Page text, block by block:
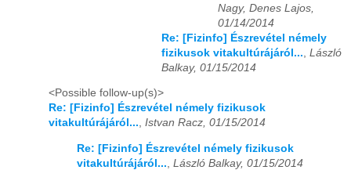
Nagy, Denes Lajos,
01/14/2014
Re: [Fizinfo] Észrevétel némely
fizikusok vitakultúrájáról... László
Balkay, 01/15/2014
<Possible follow-up(s)>
Re: [Fizinfo] Észrevétel némely fizikusok
vitakultúrájáról..., Istvan Racz, 01/15/2014
Re: [Fizinfo] Észrevétel némely fizikusok
vitakultúrájáról... László Balkay, 01/15/2014